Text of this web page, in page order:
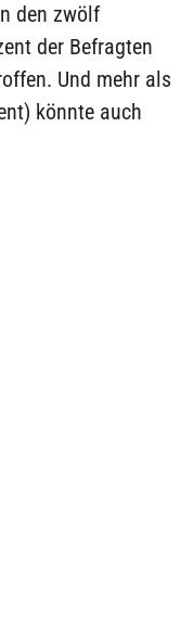
den zwölf
der Befragten
Und mehr als
könnte auch